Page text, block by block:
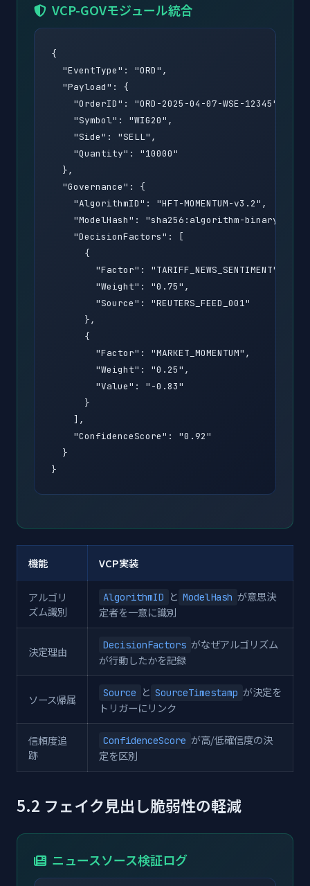
VCP-GOVモジュール統合
{
  "EventType": "ORD",
  "Payload": {
    "OrderID": "ORD-2025-04-07-WSE-12345",
    "Symbol": "WIG20",
    "Side": "SELL",
    "Quantity": "10000"
  },
  "Governance": {
    "AlgorithmID": "HFT-MOMENTUM-v3.2",
"ModelHash": "sha256:algorithm-binary-
    "DecisionFactors": [
      {
        "Factor": "TARIFF_NEWS_SENTIMENT",
        "Weight": "0.75",
        "Source": "REUTERS_FEED_001"
      },
      {
        "Factor": "MARKET_MOMENTUM",
        "Weight": "0.25",
        "Value": "-0.83"
      }
    ],
    "ConfidenceScore": "0.92"
  }
}
機能 VCP実装
アルゴリ
ズム識別
AlgorithmID と ModelHash が意思決
定者を一意に識別
決定理由 DecisionFactors がなぜアルゴリズム
が行動したかを記録
ソース帰属 Source と SourceTimestamp が決定を
トリガーにリンク
信頼度追
跡
ConfidenceScore が高/低確信度の決
定を区別
5.2 フェイク見出し脆弱性の軽減
ニュースソース検証ログ